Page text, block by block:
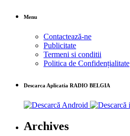
Menu
Contactează-ne
Publicitate
Termeni si conditii
Politica de Confidențialitate
Descarca Aplicatia RADIO BELGIA
Archives